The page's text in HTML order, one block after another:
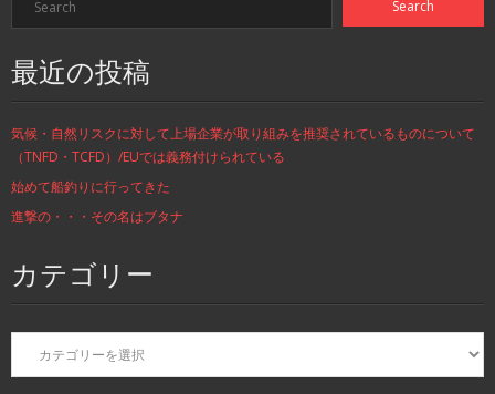
最近の投稿
気候・自然リスクに対して上場企業が取り組みを推奨されているものについて
（TNFD・TCFD）/EUでは義務付けられている
始めて船釣りに行ってきた
進撃の・・・その名はブタナ
カテゴリー
カ
ゴ